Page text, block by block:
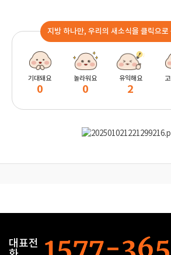
지방 하나만, 우리의 새소식을 클릭으로
기대돼요
0
놀라워요
0
유익해요
2
대표전